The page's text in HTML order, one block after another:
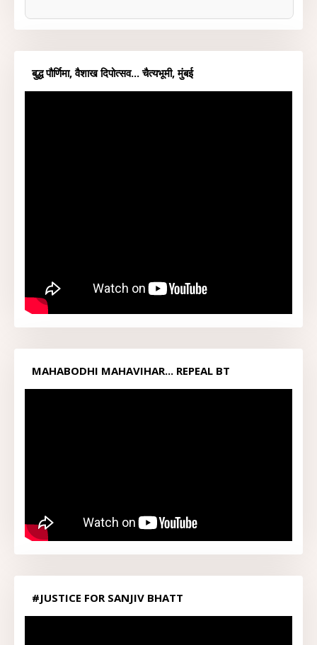
बुद्ध पौर्णिमा, वैशाख दिपोत्सव... चैत्यभूमी, मुंबई
MAHABODHI MAHAVIHAR... REPEAL BT
ACT1949...
#JUSTICE FOR SANJIV BHATT